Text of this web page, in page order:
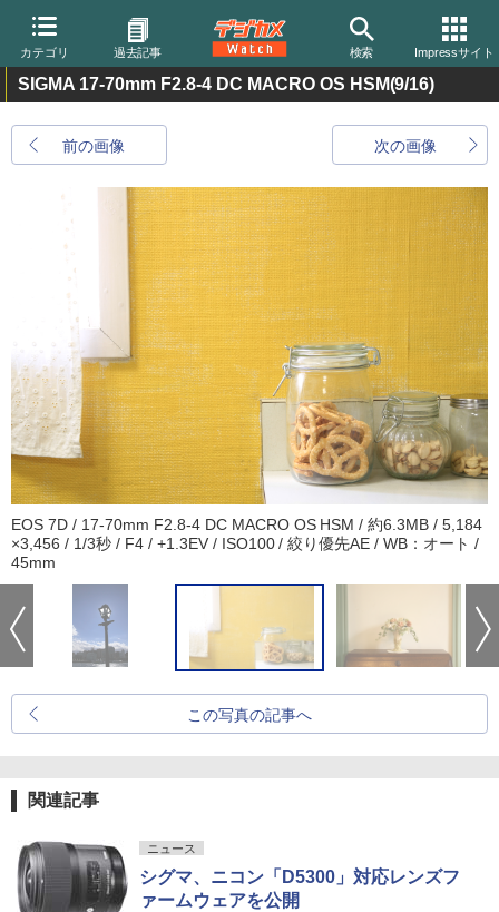
カテゴリ 過去記事 検索 Impressサイト
SIGMA 17-70mm F2.8-4 DC MACRO OS HSM(9/16)
前の画像 次の画像
EOS 7D / 17-70mm F2.8-4 DC MACRO OS HSM / 約6.3MB / 5,184
×3,456 / 1/3秒 / F4 / +1.3EV / ISO100 / 絞り優先AE / WB：オート /
45mm
この写真の記事へ
関連記事
ニュース
シグマ、ニコン「D5300」対応レンズフ
ァームウェアを公開